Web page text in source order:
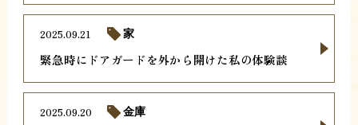
緊急時にドアガードを外から開けた私の体験談
2025.09.21 家
2025.09.20 金庫